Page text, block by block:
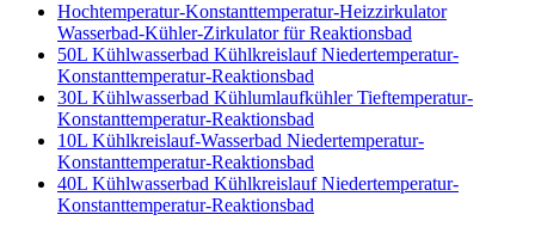
Hochtemperatur-Konstanttemperatur-Heizzirkulator
Wasserbad-Kühler-Zirkulator für Reaktionsbad
50L Kühlwasserbad Kühlkreislauf Niedertemperatur-
Konstanttemperatur-Reaktionsbad
30L Kühlwasserbad Kühlumlaufkühler Tieftemperatur-
Konstanttemperatur-Reaktionsbad
10L Kühlkreislauf-Wasserbad Niedertemperatur-
Konstanttemperatur-Reaktionsbad
40L Kühlwasserbad Kühlkreislauf Niedertemperatur-
Konstanttemperatur-Reaktionsbad